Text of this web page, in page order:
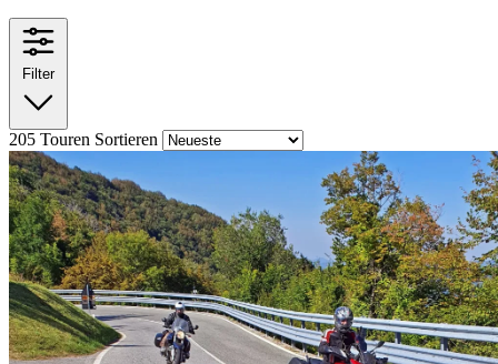
Filter
205 Touren Sortieren